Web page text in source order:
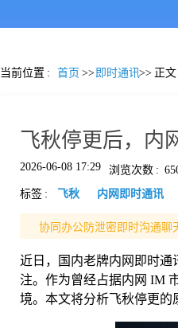
当前位置 : 首页 >> 即时通讯>> 正文
飞秋停更后，
2026-06-08 17:29 浏览次数 :
标签 : 飞秋 内网即时通讯
协同办公防泄密即时沟通
近日，国内老牌内网即时通
注。作为曾经占据内网 IM
境。本文将分析飞秋停更的